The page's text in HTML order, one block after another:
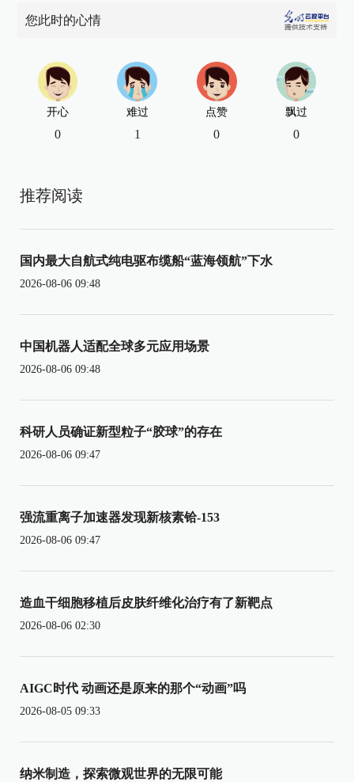
您此时的心情
开心
0
难过
1
点赞
0
飘过
0
推荐阅读
国内最大自航式纯电驱布缆船“蓝海领航”下水
2026-08-06 09:48
中国机器人适配全球多元应用场景
2026-08-06 09:48
科研人员确证新型粒子“胶球”的存在
2026-08-06 09:47
强流重离子加速器发现新核素铪-153
2026-08-06 09:47
造血干细胞移植后皮肤纤维化治疗有了新靶点
2026-08-06 02:30
AIGC时代 动画还是原来的那个“动画”吗
2026-08-05 09:33
纳米制造，探索微观世界的无限可能